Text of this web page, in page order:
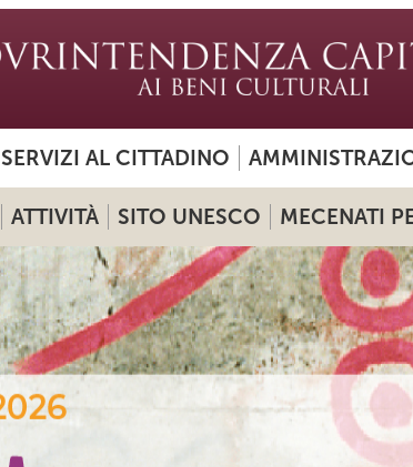
SERVIZI AL CITTADINO
ATTIVITÀ SITO UNESCO MECENATI